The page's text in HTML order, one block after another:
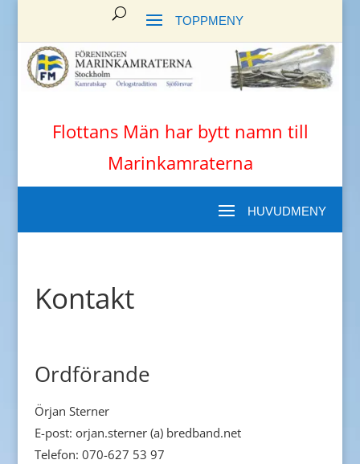
Flottans Män har bytt namn till
Marinkamraterna
Kontakt
Ordförande
Örjan Sterner
E-post: orjan.sterner (a) bredband.net
Telefon: 070-627 53 97